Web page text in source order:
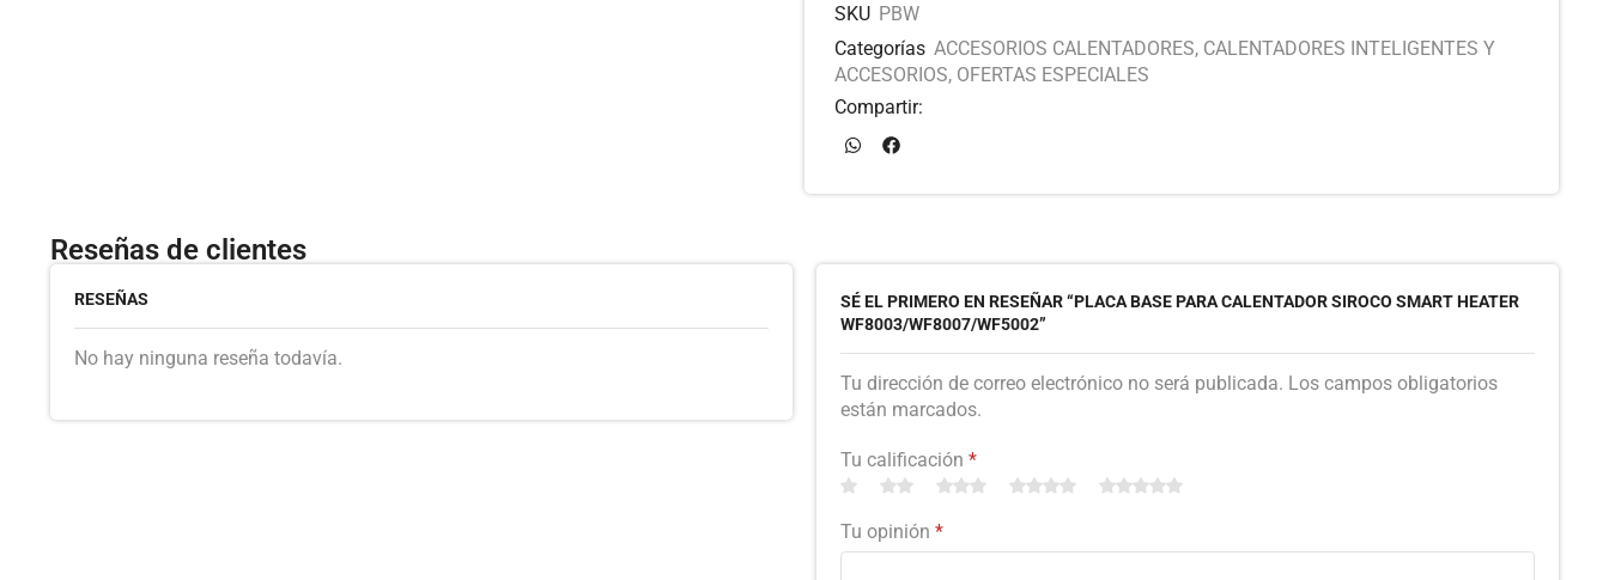
SKU PBW
Categorías ACCESORIOS CALENTADORES, CALENTADORES INTELIGENTES Y
ACCESORIOS, OFERTAS ESPECIALES
Compartir:
Reseñas de clientes
RESEÑAS
No hay ninguna reseña todavía.
SÉ EL PRIMERO EN RESEÑAR “PLACA BASE PARA CALENTADOR SIROCO SMART HEATER
WF8003/WF8007/WF5002”
Tu dirección de correo electrónico no será publicada. Los campos obligatorios
están marcados.
Tu calificación *
Tu opinión *